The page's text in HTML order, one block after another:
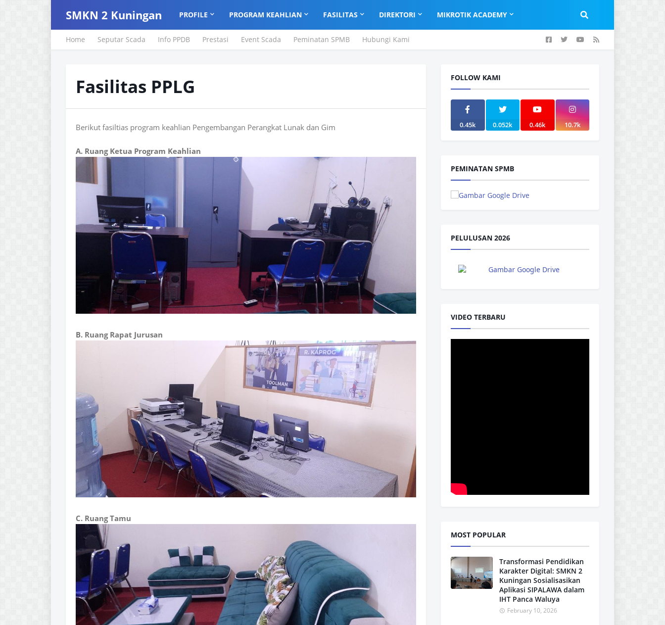
SMKN 2 Kuningan PROFILE PROGRAM KEAHLIAN FASILITAS DIREKTORI MIKROTIK ACADEMY
Home Seputar Scada Info PPDB Prestasi Event Scada Peminatan SPMB Hubungi Kami
Fasilitas PPLG
Berikut fasiltias program keahlian Pengembangan Perangkat Lunak dan Gim
A. Ruang Ketua Program Keahlian
B. Ruang Rapat Jurusan
C. Ruang Tamu
FOLLOW KAMI
0.45k 0.052k 0.46k 10.7k
PEMINATAN SPMB
PELULUSAN 2026
VIDEO TERBARU
MOST POPULAR
Transformasi Pendidikan
Karakter Digital: SMKN 2
Kuningan Sosialisasikan
Aplikasi SIPALAWA dalam
IHT Panca Waluya
February 10, 2026